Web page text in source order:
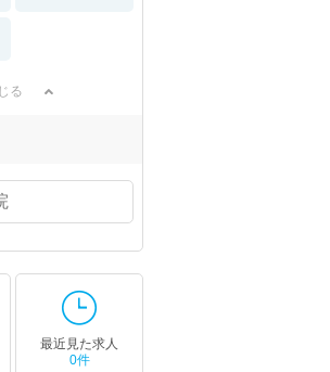
る
最近見た求人
0件